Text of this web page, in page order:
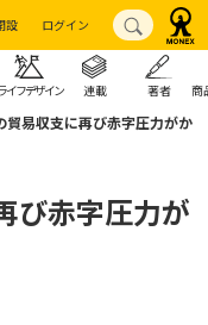
設 ログイン
イフデザイン 連載 著者 商
貿易収支に再び赤字圧力がか
び赤字圧力が